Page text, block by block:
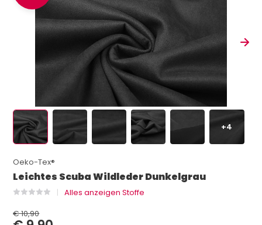
+4
Oeko-Tex®
Leichtes Scuba Wildleder Dunkelgrau
Alles anzeigen Stoffe
€ 10,90